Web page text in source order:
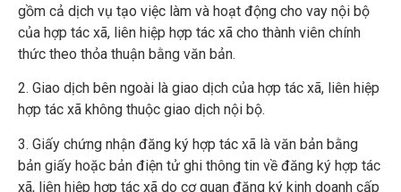
gồm cả dịch vụ tạo việc làm và hoạt động cho vay nội bộ
của hợp tác xã, liên hiệp hợp tác xã cho thành viên chính
thức theo thỏa thuận bằng văn bản.
2. Giao dịch bên ngoài là giao dịch của hợp tác xã, liên hiệp
hợp tác xã không thuộc giao dịch nội bộ.
3. Giấy chứng nhận đăng ký hợp tác xã là văn bản bằng
bản giấy hoặc bản điện tử ghi thông tin về đăng ký hợp tác
xã, liên hiệp hợp tác xã do cơ quan đăng ký kinh doanh cấp